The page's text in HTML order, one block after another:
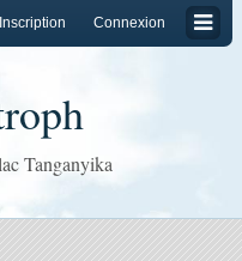
Connexion
Inscription
Tanganyika